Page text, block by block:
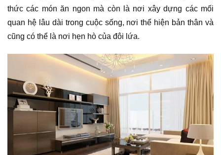
thức các món ăn ngon mà còn là nơi xây dựng các mối
quan hệ lâu dài trong cuộc sống, nơi thể hiện bản thân và
cũng có thể là nơi hẹn hò của đôi lứa.